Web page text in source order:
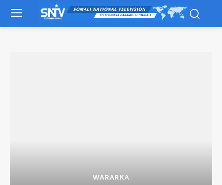
WARARKA